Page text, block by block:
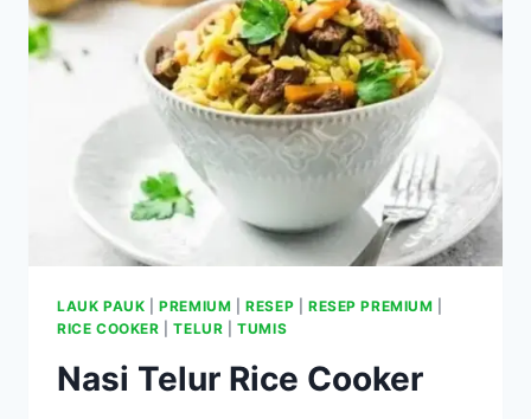
LAUK PAUK |PREMIUM |RESEP RESEP PREMIUM
RICE COOKER |TELUR |TUMIS
Nasi Telur Rice Cooker